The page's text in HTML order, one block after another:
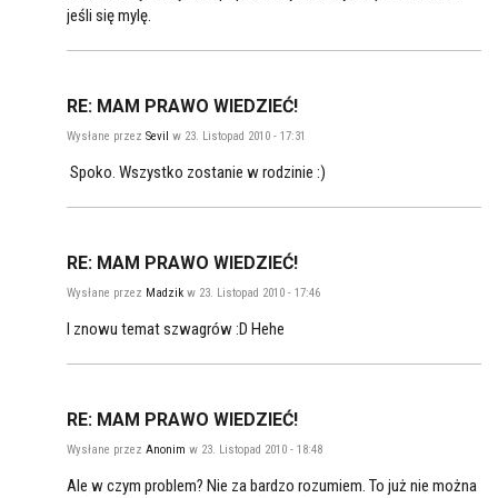
jeśli się mylę.
RE: MAM PRAWO WIEDZIEĆ!
Wysłane przez Sevil w 23. Listopad 2010 - 17:31
Spoko. Wszystko zostanie w rodzinie :)
RE: MAM PRAWO WIEDZIEĆ!
Wysłane przez Madzik w 23. Listopad 2010 - 17:46
I znowu temat szwagrów :D Hehe
RE: MAM PRAWO WIEDZIEĆ!
Wysłane przez Anonim w 23. Listopad 2010 - 18:48
Ale w czym problem? Nie za bardzo rozumiem. To już nie można